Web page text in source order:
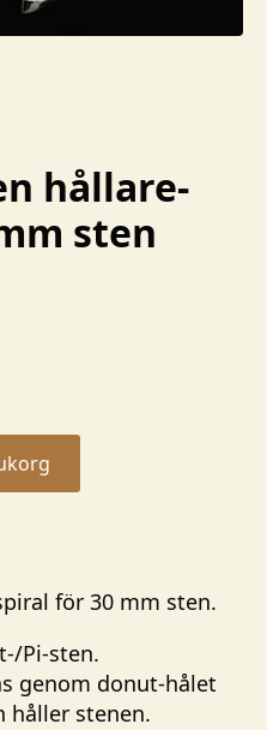
hållare-
sten
för 30 mm sten.
Pi-sten.
genom donut-hålet
håller stenen.